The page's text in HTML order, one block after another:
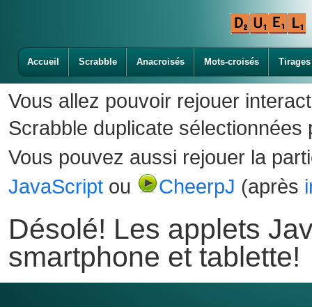
Accueil Scrabble Anacroisés Mots-croisés Tirages
Vous allez pouvoir rejouer
Scrabble duplicate sélectionnées
Vous pouvez aussi rejouer la
JavaScript ou CheerpJ (après
Désolé! Les applets
smartphone et tablette!